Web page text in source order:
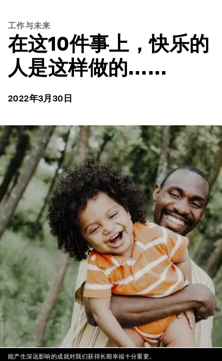
工作与未来
在这10件事上，快乐的
人是这样做的……
2022年3月30日
能产生深远影响的成就对我们获得长期幸福十分重要。